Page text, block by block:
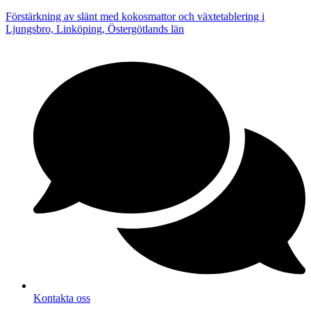
Förstärkning av slänt med kokosmattor och växtetablering i
Ljungsbro, Linköping, Östergötlands län
Kontakta oss